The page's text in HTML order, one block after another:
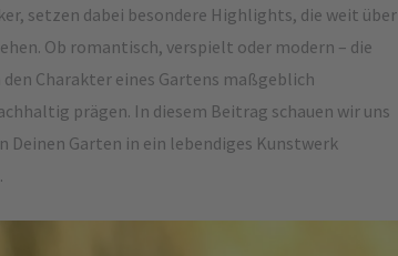
setzen dabei besondere Highlights, die weit über
Ob romantisch, verspielt oder modern – die
Charakter eines Gartens maßgeblich
prägen. In diesem Beitrag schauen wir uns
Deinen Garten in ein lebendiges Kunstwerk